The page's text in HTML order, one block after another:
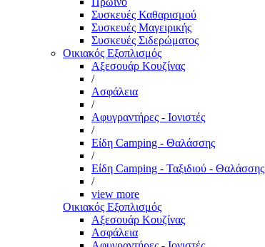
Συσκευές Καθαρισμού
Συσκευές Μαγειρικής
Συσκευές Σιδερώματος
Οικιακός Εξοπλισμός
Αξεσουάρ Κουζίνας
/
Ασφάλεια
/
Αφυγραντήρες - Ιονιστές
/
Είδη Camping - Θαλάσσης
/
Είδη Camping - Ταξιδιού - Θαλάσσης
/
view more
Οικιακός Εξοπλισμός
Αξεσουάρ Κουζίνας
Ασφάλεια